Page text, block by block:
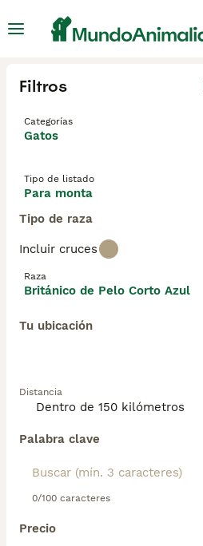
Filtros
Categorías
Gatos
Tipo de listado
Para monta
Tipo de raza
Incluir cruces
Raza
Británico de Pelo Corto Azul
Tu ubicación
Distancia
Palabra clave
0/100 caracteres
Precio